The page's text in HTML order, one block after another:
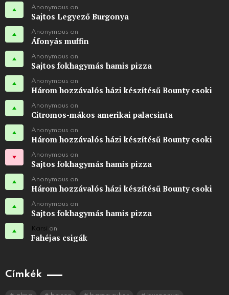
Anonymous on
Sajtos Legyező Burgonya
Anonymous on
Áfonyás muffin
Anonymous on
Sajtos fokhagymás hamis pizza
Anonymous on
Három hozzávalós házi készítésű Bounty csoki
Anonymous on
Citromos-mákos amerikai palacsinta
Anonymous on
Három hozzávalós házi készítésű Bounty csoki
Anonymous on
Sajtos fokhagymás hamis pizza
Anonymous on
Három hozzávalós házi készítésű Bounty csoki
Anonymous on
Sajtos fokhagymás hamis pizza
Karsi on
Fahéjas csigák
Címkék